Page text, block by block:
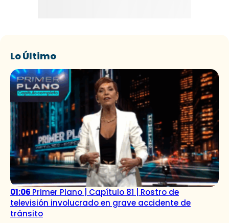
Lo Último
01:06 Primer Plano | Capítulo 81 | Rostro de
televisión involucrado en grave accidente de
tránsito